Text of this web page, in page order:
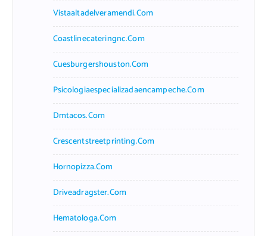
Vistaaltadelveramendi.com
Coastlinecateringnc.com
Cuesburgershouston.com
Psicologiaespecializadaencampeche.com
Dmtacos.com
Crescentstreetprinting.com
Hornopizza.com
Driveadragster.com
Hematologa.com